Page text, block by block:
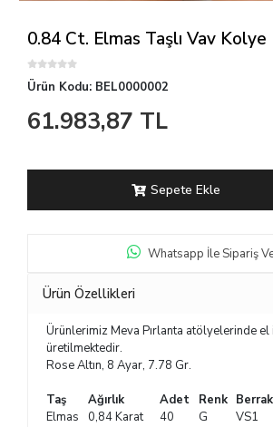
0.84 Ct. Elmas Taşlı Vav Kolye
Ürün Kodu: BEL0000002
61.983,87 TL
Sepete Ekle
Whatsapp İle Sipariş
Ürün Özellikleri
Ürünlerimiz Meva Pırlanta atölyelerinde
üretilmektedir.
Rose Altın, 8 Ayar, 7.78 Gr.
Taş Ağırlık Adet Renk
Elmas
0,84 Karat 40 G VS1